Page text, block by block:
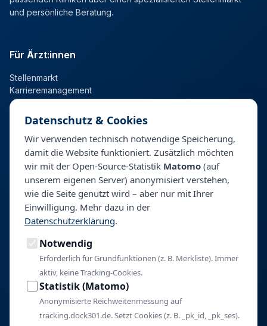
und persönliche Beratung.
Für Ärzt:innen
Stellenmarkt
Karrieremanagement
Talentpool
Personalberatung & Direktsuche
Unternehmen
Impressum
Datenschutz
Cookie-Einstellungen
Datenschutz & Cookies
Wir verwenden technisch notwendige Speicherung,
damit die Website funktioniert. Zusätzlich möchten
wir mit der Open-Source-Statistik Matomo (auf
unserem eigenen Server) anonymisiert verstehen,
wie die Seite genutzt wird – aber nur mit Ihrer
Einwilligung. Mehr dazu in der
Datenschutzerklärung.
Notwendig
Erforderlich für Grundfunktionen (z. B. Merkliste). Immer
aktiv, keine Tracking-Cookies.
Statistik (Matomo)
Anonymisierte Reichweitenmessung auf
tracking.dock301.de. Setzt Cookies (z. B. _pk_id, _pk_ses).